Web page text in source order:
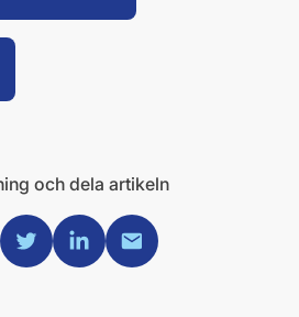
och dela artikeln
Facebook
Dela via Twitter
Dela via Linkedin
Dela via Mail